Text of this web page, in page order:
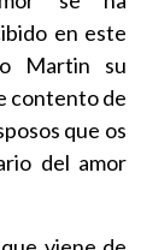
en este
Martin su
contento de
que os
del amor